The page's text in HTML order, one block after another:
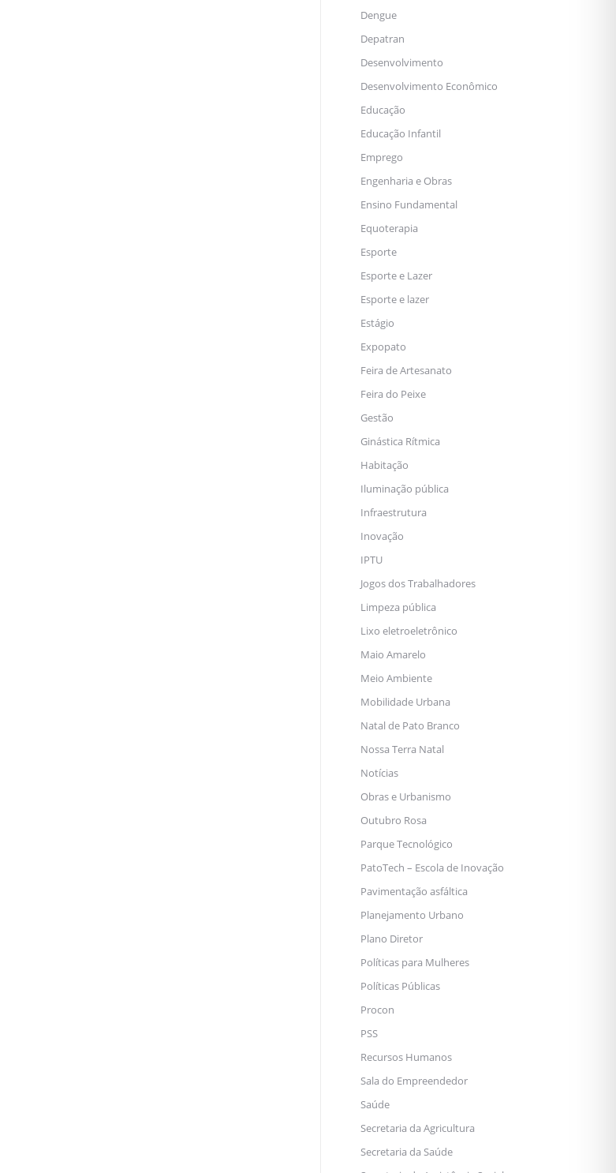
Dengue
Depatran
Desenvolvimento
Desenvolvimento Econômico
Educação
Educação Infantil
Emprego
Engenharia e Obras
Ensino Fundamental
Equoterapia
Esporte
Esporte e Lazer
Esporte e lazer
Estágio
Expopato
Feira de Artesanato
Feira do Peixe
Gestão
Ginástica Rítmica
Habitação
Iluminação pública
Infraestrutura
Inovação
IPTU
Jogos dos Trabalhadores
Limpeza pública
Lixo eletroeletrônico
Maio Amarelo
Meio Ambiente
Mobilidade Urbana
Natal de Pato Branco
Nossa Terra Natal
Notícias
Obras e Urbanismo
Outubro Rosa
Parque Tecnológico
PatoTech – Escola de Inovação
Pavimentação asfáltica
Planejamento Urbano
Plano Diretor
Políticas para Mulheres
Políticas Públicas
Procon
PSS
Recursos Humanos
Sala do Empreendedor
Saúde
Secretaria da Agricultura
Secretaria da Saúde